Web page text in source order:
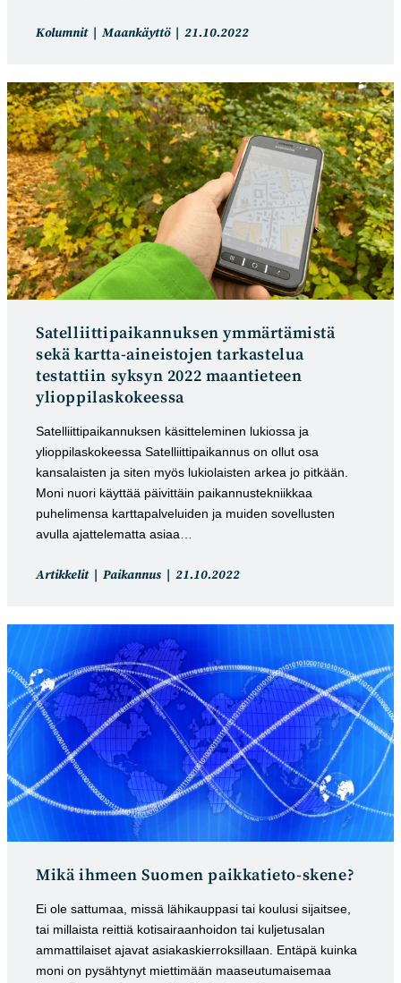
Artikkelin
Kolumnit Maankäyttö
Artikkeli
21.10.2022
Satelliittipaikannuksen ymmärtämistä
sekä kartta-aineistojen tarkastelua
testattiin syksyn 2022 maantieteen
ylioppilaskokeessa
Satelliittipaikannuksen käsitteleminen lukiossa ja
ylioppilaskokeessa Satelliittipaikannus on ollut osa
kansalaisten ja siten myös lukiolaisten arkea jo pitkään.
Moni nuori käyttää päivittäin paikannustekniikkaa
puhelimensa karttapalveluiden ja muiden sovellusten
avulla ajattelematta asiaa…
Artikkelin
Artikkelit Paikannus
Artikkeli
21.10.2022
Mikä ihmeen Suomen paikkatieto-skene?
Ei ole sattumaa, missä lähikauppasi tai koulusi sijaitsee,
tai millaista reittiä kotisairaanhoidon tai kuljetusalan
ammattilaiset ajavat asiakaskierroksillaan. Entäpä kuinka
moni on pysähtynyt miettimään maaseutumaisemaa